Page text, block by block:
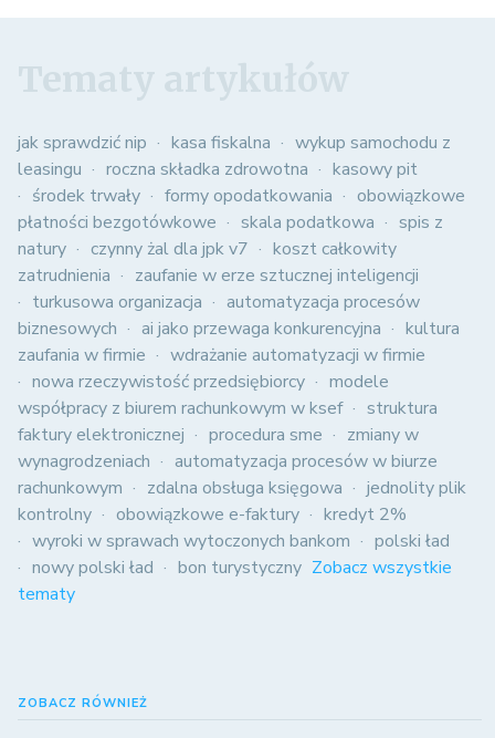
jak sprawdzić nip kasa fiskalna
wykup samochodu z
leasingu
roczna składka zdrowotna
kasowy pit
środek trwały
formy opodatkowania
obowiązkowe
płatności bezgotówkowe
skala podatkowa
spis z
natury
czynny żal dla jpk v7
koszt całkowity
zatrudnienia
zaufanie w erze sztucznej inteligencji
turkusowa organizacja
automatyzacja procesów
biznesowych
ai jako przewaga konkurencyjna
kultura
zaufania w firmie
wdrażanie automatyzacji w firmie
nowa rzeczywistość przedsiębiorcy
modele
współpracy z biurem rachunkowym w ksef
struktura
faktury elektronicznej
procedura sme
zmiany w
wynagrodzeniach
automatyzacja procesów w biurze
rachunkowym
zdalna obsługa księgowa
jednolity plik
kontrolny
obowiązkowe e-faktury
kredyt 2%
wyroki w sprawach wytoczonych bankom
polski ład
nowy polski ład
bon turystyczny Zobacz wszystkie
tematy
ZOBACZ RÓWNIEŻ